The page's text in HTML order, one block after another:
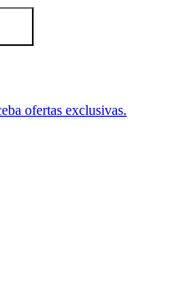
ofertas exclusivas.